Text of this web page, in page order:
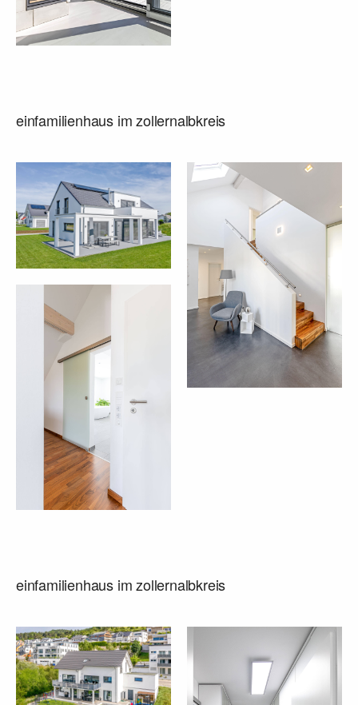
einfamilienhaus im zollernalbkreis
einfamilienhaus im zollernalbkreis